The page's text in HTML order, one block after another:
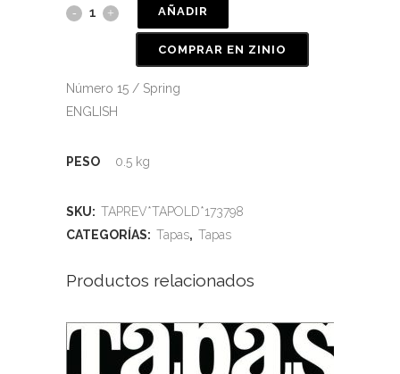
AÑADIR
COMPRAR EN ZINIO
Número 15 / Spring
ENGLISH
PESO 0.5 kg
SKU: TAPREV*TAPOLD*173798
CATEGORÍAS: Tapas, Tapas
Productos relacionados